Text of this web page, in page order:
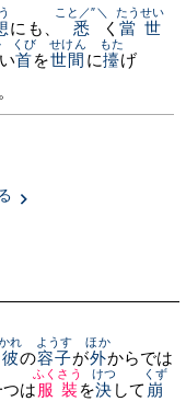
にも、 悉
こと／″＼
く 當世
たうせい
い首
くび
を世間
せけん
に擡
もた
げ
彼
れ
の容子
ようす
が外
ほか
からでは
は 服裝
ふくさう
を決
けつ
して 崩
くず